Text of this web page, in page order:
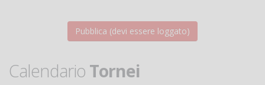
Calendario Tornei